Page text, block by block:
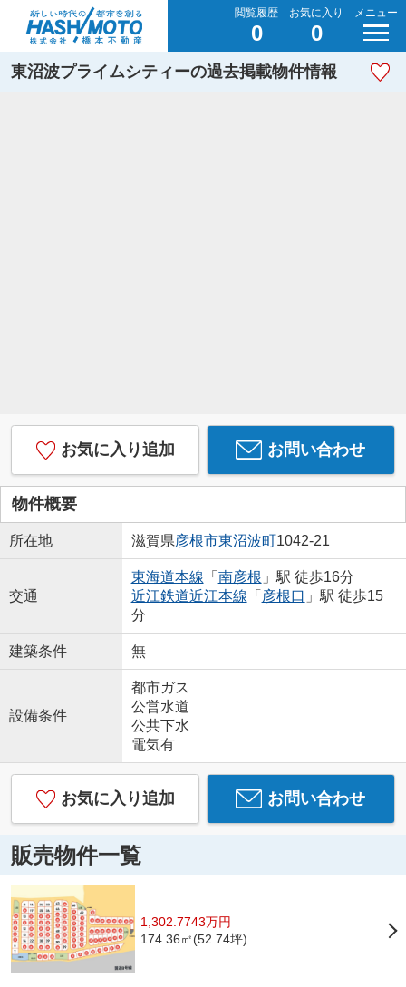
閲覧履歴
0
お気に入り
0
メニュー
東沼波プライムシティーの過去掲載物件情報
お気に入り追加 お問い合わせ
物件概要
所在地 滋賀県彦根市東沼波町1042-21
交通
東海道本線 「 南彦根 」駅 徒歩16分
近江鉄道近江本線 「 彦根口 」駅 徒歩15
分
建築条件 無
設備条件
都市ガス
公営水道
公共下水
電気有
お気に入り追加 お問い合わせ
販売物件一覧
1,302.7743万円
174.36㎡(52.74坪)